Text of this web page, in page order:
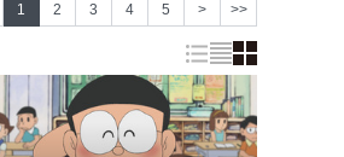
1 2 3 4 5 > >>